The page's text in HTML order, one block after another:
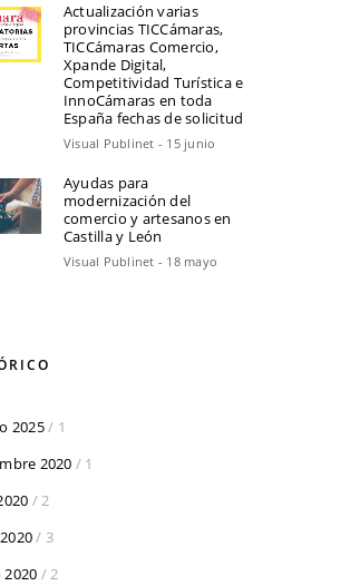
Actualización varias
provincias TICCámaras,
TICCámaras Comercio,
Xpande Digital,
Competitividad Turística e
InnoCámaras en toda
España fechas de solicitud
Visual Publinet - 15 junio
Ayudas para
modernización del
comercio y artesanos en
Castilla y León
Visual Publinet - 18 mayo
2025/ 1
2020 / 1
/ 2
/ 3
2020 / 2